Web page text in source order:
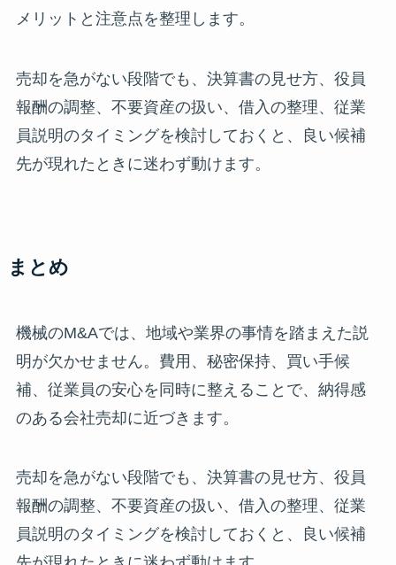
メリットと注意点を整理します。
売却を急がない段階でも、決算書の見せ方、役員
報酬の調整、不要資産の扱い、借入の整理、従業
員説明のタイミングを検討しておくと、良い候補
先が現れたときに迷わず動けます。
まとめ
機械のM&Aでは、地域や業界の事情を踏まえた説
明が欠かせません。費用、秘密保持、買い手候
補、従業員の安心を同時に整えることで、納得感
のある会社売却に近づきます。
売却を急がない段階でも、決算書の見せ方、役員
報酬の調整、不要資産の扱い、借入の整理、従業
員説明のタイミングを検討しておくと、良い候補